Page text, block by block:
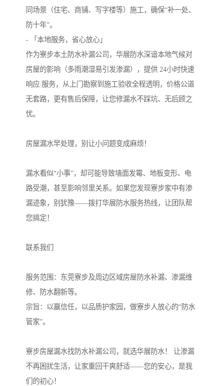
同场景（住宅、商铺、写字楼等）施工，确保“补一处、
防十年”。
- 「本地服务，省心放心」
作为寮步本土防水补漏公司，华展防水深谙本地气候对
房屋的影响（多雨潮湿易引发渗漏），提供 24小时快速
响应 服务，从上门勘察到施工验收全程透明，价格公道
无套路，更有售后保障，让您修漏水不踩坑、无后顾之
忧。
房屋漏水早处理，别让小问题变成麻烦！
漏水看似“小事”，却可能导致墙面发霉、地板变形、电
路受潮，甚至影响邻里关系。如果您发现寮步家中有渗
漏迹象，别犹豫——拨打华展防水服务热线，让团队帮
您搞定！
联系我们
服务范围：东莞寮步及周边区域房屋防水补漏、渗漏维
修、防水翻新等。
宗旨：以赢信任，以品质护家园，做寮步人放心的“防水
管家”。
寮步房屋漏水找防水补漏公司，就选华展防水！ 让渗漏
不再困扰生活，让家重回干爽舒适——您的安心，是我
们的初心！